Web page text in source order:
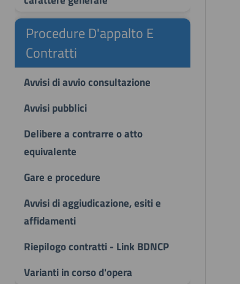
Procedure D'appalto E
Contratti
Avvisi di avvio consultazione
Avvisi pubblici
Delibere a contrarre o atto
equivalente
Gare e procedure
Avvisi di aggiudicazione, esiti e
affidamenti
Riepilogo contratti - Link BDNCP
Varianti in corso d'opera